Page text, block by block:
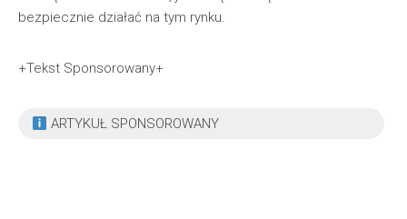
bezpiecznie działać na tym rynku.
+Tekst Sponsorowany+
ARTYKUŁ SPONSOROWANY